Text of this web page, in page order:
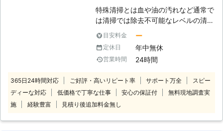
敗した体液にはどのような病原菌がい
るのか分かりませんし、亡くなった方
が感染症を患っていた場合は体液に不
用意に触れたために感染症を発症して
しまう危険性もあるのです。これらを
防ぐためには、作業をする私たちに知
り、また近隣の方を守るためにも全力
で作業をさせていただきます。
2016年11月16日特殊清掃とは血や油の汚れなど通常で
は清掃では除去不可能なレベルの清掃
をおこなうものです。 高齢者の孤独
死現場や事故現場などは酷い異臭がす
る場合や、血や油などの汚れの処理が
必要であったりする場合が多くありま
んだりせずに、特殊清掃隊へご相談く
ださい。 特殊清掃隊は、お客様のさ
まざまなニーズにお応えしておりま
ん、遺品整理や家財整理、畳を入れ替
目安料金 ー
定休日 年中無休
営業時間 24時間
365日24時間対応 ご好評・高いリピート率 サポート万全
スピー
ディーな対応
低価格で丁寧な仕事 安心の保証付
無料現地調査実
施
経験豊富 見積り後追加料金無し